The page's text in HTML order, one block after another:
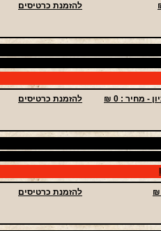
להזמנת כרטיסים
- מחיר : 0 ₪ להזמנת כרטיסים
להזמנת כרטיסים